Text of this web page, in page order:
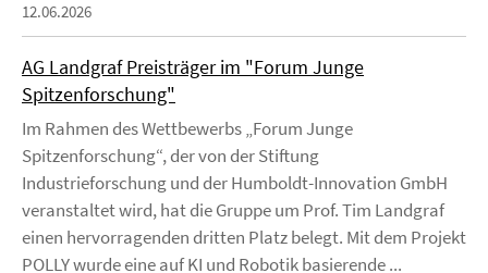
12.06.2026
AG Landgraf Preisträger im "Forum Junge
Spitzenforschung"
Im Rahmen des Wettbewerbs „Forum Junge
Spitzenforschung“, der von der Stiftung
Industrieforschung und der Humboldt-Innovation GmbH
veranstaltet wird, hat die Gruppe um Prof. Tim Landgraf
einen hervorragenden dritten Platz belegt. Mit dem Projekt
POLLY wurde eine auf KI und Robotik basierende ...